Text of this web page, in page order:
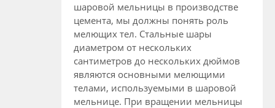
шаровой мельницы в производстве
цемента, мы должны понять роль
мелющих тел. Стальные шары
диаметром от нескольких
сантиметров до нескольких дюймов
являются основными мелющими
телами, используемыми в шаровой
мельнице. При вращении мельницы